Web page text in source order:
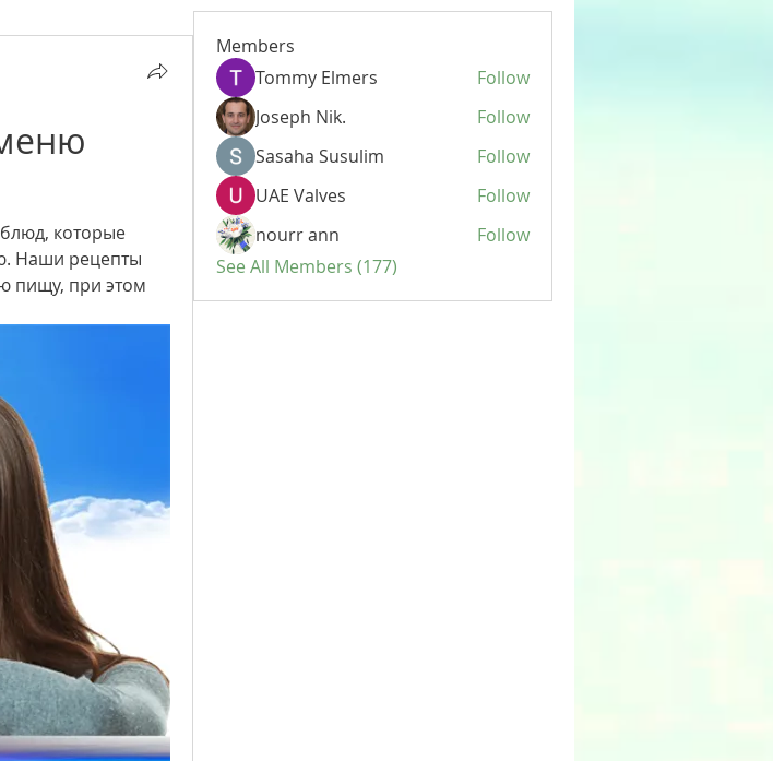
которые
Наши рецепты
пищу, при этом
Members
Tommy Elmers
Follow
Joseph Nik.
Follow
Sasaha Susulim
Follow
UAE Valves
Follow
nourr ann
Follow
See All Members (177)